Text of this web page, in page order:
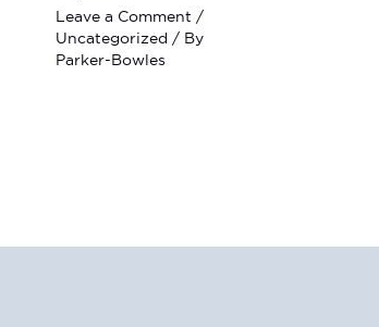
Leave a Comment /
Uncategorized / By
Parker-Bowles